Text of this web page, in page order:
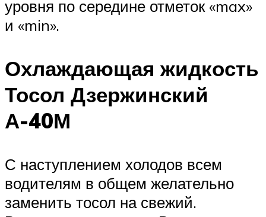
уровня по середине отметок «max»
и «min».
Охлаждающая жидкость
Тосол Дзержинский
А-40М
С наступлением холодов всем
водителям в общем желательно
заменить тосол на свежий.